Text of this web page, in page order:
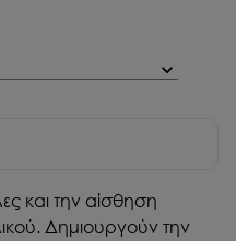
και την αίσθηση
Δημιουργούν την